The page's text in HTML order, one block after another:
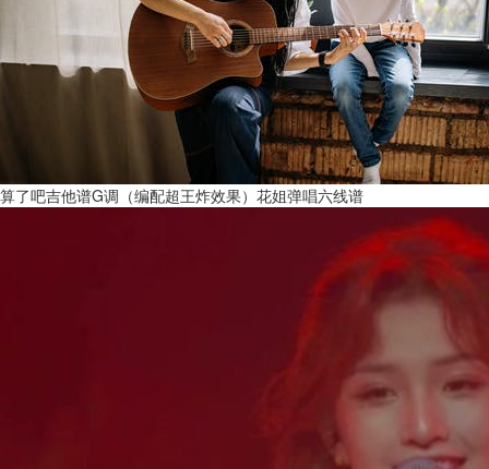
算了吧吉他谱G调（编配超王炸效果）花姐弹唱六线谱